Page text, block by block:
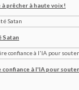
prêcher à haute voix !
Satan
à l'IA pour